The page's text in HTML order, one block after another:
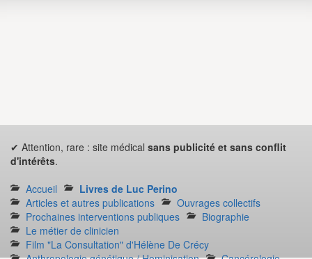
✔ Attention, rare : site médical sans publicité et sans conflit
d'intérêts.
Accueil
Livres de Luc Perino
Articles et autres publications
Ouvrages collectifs
Prochaines interventions publiques
Biographie
Le métier de clinicien
Film "La Consultation" d'Hélène De Crécy